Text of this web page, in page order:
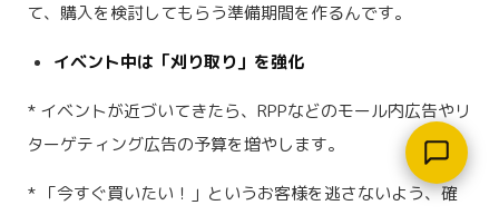
て、購入を検討してもらう準備期間を作るんです。
イベント中は「刈り取り」を強化
* イベントが近づいてきたら、RPPなどのモール内広告やリ
ターゲティング広告の予算を増やします。
* 「今すぐ買いたい！」というお客様を逃さないよう、確